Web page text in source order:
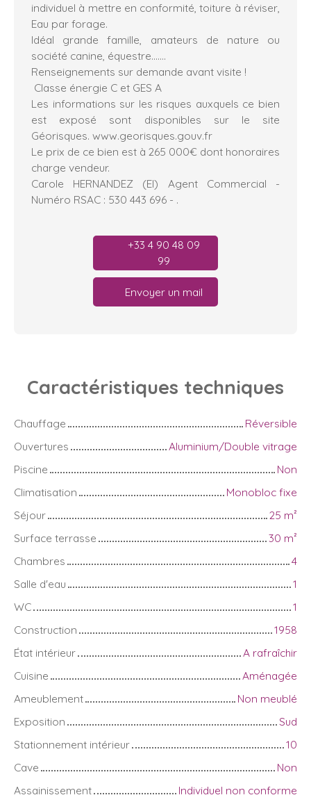
individuel à mettre en conformité, toiture à réviser,
Eau par forage.
Idéal grande famille, amateurs de nature ou
société canine, équestre.......
Renseignements sur demande avant visite !
Classe énergie C et GES A
Les informations sur les risques auxquels ce bien
est exposé sont disponibles sur le site
Géorisques. www.georisques.gouv.fr
Le prix de ce bien est à 265 000€ dont honoraires
charge vendeur.
Carole HERNANDEZ (EI) Agent Commercial -
Numéro RSAC : 530 443 696 - .
+33 4 90 48 09
99
Envoyer un mail
Caractéristiques techniques
Chauffage
Réversible
Ouvertures
Aluminium/Double vitrage
Piscine
Non
Climatisation
Monobloc fixe
Séjour
25 m²
Surface terrasse
30 m²
Chambres
4
Salle d'eau
1
WC
1
Construction
1958
État intérieur
A rafraîchir
Cuisine
Aménagée
Ameublement
Non meublé
Exposition
Sud
Stationnement intérieur
10
Cave
Non
Assainissement
Individuel non conforme